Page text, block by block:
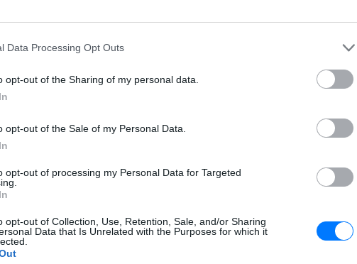
Data Processing Opt Outs
opt-out of the Sharing of my personal data.
opt-out of the Sale of my Personal Data.
opt-out of processing my Personal Data for Targeted
opt-out of Collection, Use, Retention, Sale, and/or Sharing
Data that Is Unrelated with the Purposes for which it
Ουκρανία:
οδηγείται με
ΕΙΔΗΣΕΙΣ
Καύσιμα
2 ευρώ το
αργού
‑ σok: Μαχαίρωσαν έγκυο 8 μηνών, σε
κατηγορίες ότι οι περικοπές
κοινωνικές υπηρεσίες έχουν συμβάλει
μαχαίρι. Σύμφωνα με επίσημα στατιστικά
επιθέσεις με μαχαίρι στην Αγγλία και
υψηλότερο επίπεδο από τότε που
αρχεία πριν από πάνω από 70 χρόνια. Ο
διάδοχος της Μέι, ο Μπόρις
αυξήσει τον αριθμό των αστυνομικών αν